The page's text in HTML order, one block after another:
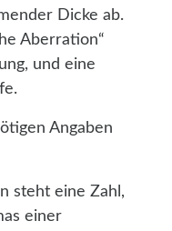
Dicke ab.
Aberration“
und eine
Angaben
steht eine Zahl,
einer